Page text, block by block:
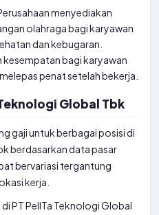
menyediakan
olahraga bagi karyawan
dan kebugaran.
kesempatan bagi karyawan
penat setelah bekerja.
Global Tbk
gaji untuk berbagai posisi di
berdasarkan data pasar
bervariasi tergantung
kerja.
PT PelITa Teknologi Global